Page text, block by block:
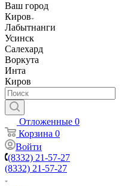
Ваш город
Киров
Лабытнанги
Усинск
Салехард
Воркута
Инта
Киров
Отложенные 0
Корзина 0
Войти
(8332) 21-57-27
(8332) 21-57-27